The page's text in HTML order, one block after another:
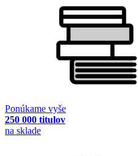
Ponúkame vyše
250 000 titulov
na sklade